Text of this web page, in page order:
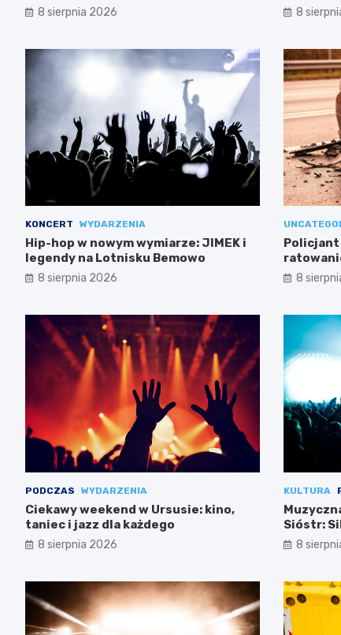
8 sierpnia 2026 8
KONCERT WYDARZENIA
Hip-hop w nowym wymiarze: JIMEK i
legendy na Lotnisku Bemowo
8 sierpnia 2026
Policjant
8
PODCZAS WYDARZENIA
Ciekawy weekend w Ursusie: kino,
taniec i jazz dla każdego
8 sierpnia 2026
KULTURA
Sióstr:
8